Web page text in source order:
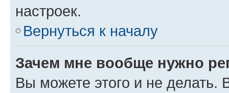
настроек.
Вернуться к началу
Зачем мне вообще нужно
Вы можете этого и не делать.